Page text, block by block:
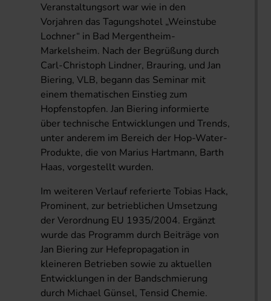
Veranstaltungsort war wie in den
Vorjahren das Tagungshotel „Weinstube
Lochner“ in Bad Mergentheim-
Markelsheim. Nach der Begrüßung durch
Carl-Christoph Lindner, Brauring, und Jan
Biering, VLB, begann das Seminar mit
einem thematischen Einstieg zum
Hopfenstopfen. Jan Biering informierte
über technische Entwicklungen und Trends,
unter anderem im Bereich der Hop-Water-
Produkte, die von Marius Hartmann, Barth
Haas, vorgestellt wurden.
Im weiteren Verlauf referierte Tobias Hack,
Prominent, zur betrieblichen Umsetzung
der Verordnung EU 1935/2004. Ergänzt
wurde das Programm durch Beiträge von
Jan Biering zur Hefepropagation in
kleineren Betrieben sowie zu aktuellen
Entwicklungen in der Bandschmierung
durch Michael Günsel, Tensid Chemie.